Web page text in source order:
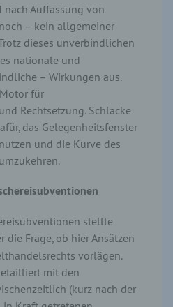
Auffassung von
– kein allgemeiner
dieses unverbindlichen
nationale und
– Wirkungen aus.
für
Rechtsetzung. Schlacke
das Gelegenheitsfenster
und die Kurve des
stellte
die Frage, ob hier Ansätzen
vorlägen.
mit den
(kurz nach der